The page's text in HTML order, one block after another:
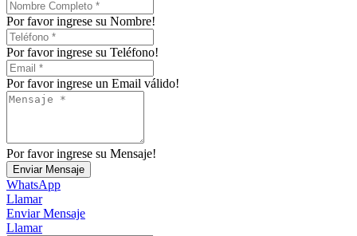
Por favor ingrese su Nombre!
Por favor ingrese su Teléfono!
Por favor ingrese un Email válido!
Por favor ingrese su Mensaje!
Enviar Mensaje
WhatsApp
Llamar
Enviar Mensaje
Llamar